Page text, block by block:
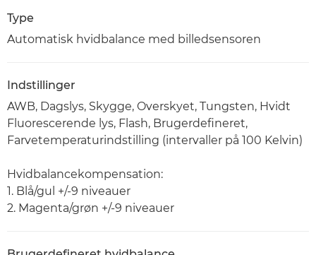
Type
Automatisk hvidbalance med billedsensoren
Indstillinger
AWB, Dagslys, Skygge, Overskyet, Tungsten, Hvidt
Fluorescerende lys, Flash, Brugerdefineret,
Farvetemperaturindstilling (intervaller på 100 Kelvin)
Hvidbalancekompensation:
1. Blå/gul +/-9 niveauer
2. Magenta/grøn +/-9 niveauer